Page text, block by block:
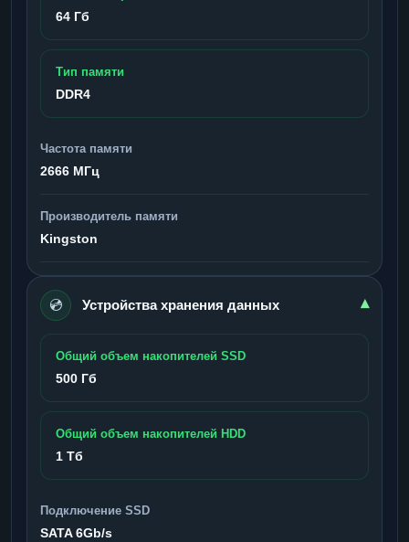
64 Гб
Тип памяти
DDR4
Частота памяти
2666 МГц
Производитель памяти
Kingston
💿 Устройства хранения данных ▾
Общий объем накопителей SSD
500 Гб
Общий объем накопителей HDD
1 Тб
Подключение SSD
SATA 6Gb/s